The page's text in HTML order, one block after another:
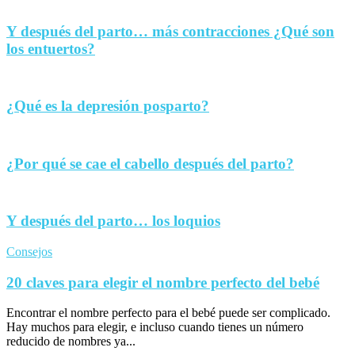
Y después del parto… más contracciones ¿Qué son
los entuertos?
¿Qué es la depresión posparto?
¿Por qué se cae el cabello después del parto?
Y después del parto… los loquios
Consejos
20 claves para elegir el nombre perfecto del bebé
Encontrar el nombre perfecto para el bebé puede ser complicado.
Hay muchos para elegir, e incluso cuando tienes un número
reducido de nombres ya...